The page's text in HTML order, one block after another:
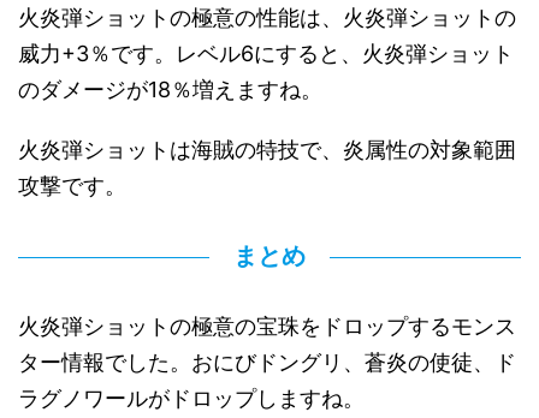
火炎弾ショットの極意の性能は、火炎弾ショットの
威力+3％です。レベル6にすると、火炎弾ショット
のダメージが18％増えますね。
火炎弾ショットは海賊の特技で、炎属性の対象範囲
攻撃です。
まとめ
火炎弾ショットの極意の宝珠をドロップするモンス
ター情報でした。おにびドングリ、蒼炎の使徒、ド
ラグノワールがドロップしますね。